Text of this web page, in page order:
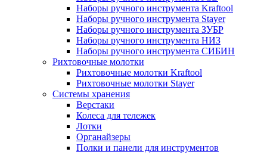
Наборы ручного инструмента Kraftool
Наборы ручного инструмента Stayer
Наборы ручного инструмента ЗУБР
Наборы ручного инструмента НИЗ
Наборы ручного инструмента СИБИН
Рихтовочные молотки
Рихтовочные молотки Kraftool
Рихтовочные молотки Stayer
Системы хранения
Верстаки
Колеса для тележек
Лотки
Органайзеры
Полки и панели для инструментов